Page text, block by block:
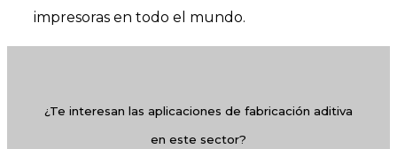
impresoras en todo el mundo.
¿Te interesan las aplicaciones de fabricación aditiva
en este sector?